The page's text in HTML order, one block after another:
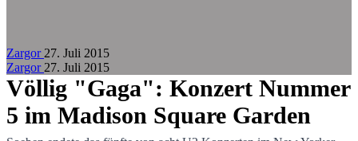
Zargor 27. Juli 2015
Zargor 27. Juli 2015
Völlig "Gaga": Konzert Nummer
5 im Madison Square Garden